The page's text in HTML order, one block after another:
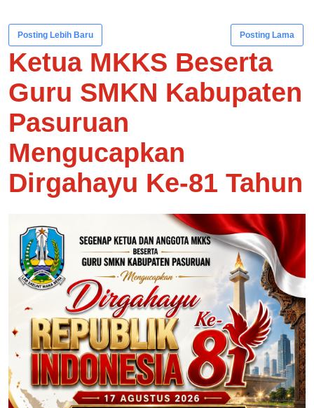
Posting Lebih Baru Posting Lama
Ketua MKKS Beserta
Guru SMKN Kabupaten
Pasuruan
Mengucapkan
Dirgahayu Ke-81 Tahun